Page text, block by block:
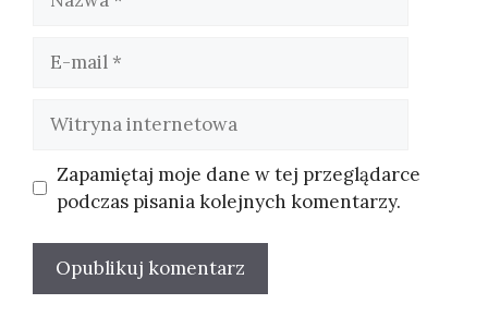
mail
internetowa
Zapamiętaj moje dane w tej przeglądarce
podczas pisania kolejnych komentarzy.